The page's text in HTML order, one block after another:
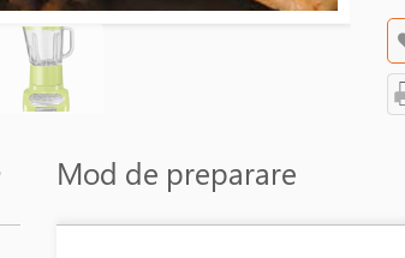
Mod de preparare